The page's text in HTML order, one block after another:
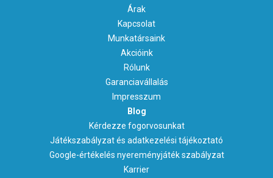
Árak
Kapcsolat
Munkatársaink
Akcióink
Rólunk
Garanciavállalás
Impresszum
Blog
Kérdezze fogorvosunkat
Játékszabályzat és adatkezelési tájékoztató
Google-értékelés nyereményjáték szabályzat
Karrier